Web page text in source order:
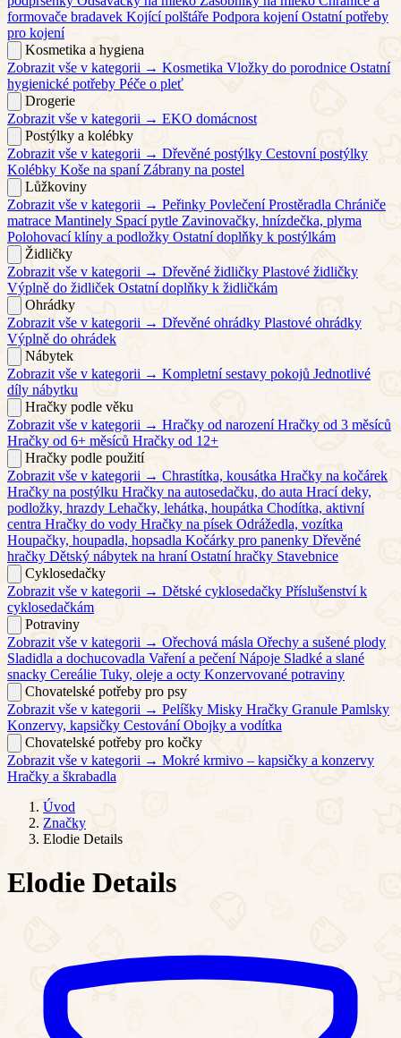
formovače bradavek Kojící polštáře Podpora kojení Ostatní potřeby
pro kojení
Kosmetika a hygiena
Zobrazit vše v kategorii → Kosmetika Vložky do porodnice Ostatní
hygienické potřeby Péče o pleť
Drogerie
Zobrazit vše v kategorii → EKO domácnost
Postýlky a kolébky
Zobrazit vše v kategorii → Dřevěné postýlky Cestovní postýlky
Kolébky Koše na spaní Zábrany na postel
Lůžkoviny
Zobrazit vše v kategorii → Peřinky Povlečení Prostěradla Chrániče
matrace Mantinely Spací pytle Zavinovačky, hnízdečka, plyma
Polohovací klíny a podložky Ostatní doplňky k postýlkám
Židličky
Zobrazit vše v kategorii → Dřevěné židličky Plastové židličky
Výplně do židliček Ostatní doplňky k židličkám
Ohrádky
Zobrazit vše v kategorii → Dřevěné ohrádky Plastové ohrádky
Výplně do ohrádek
Nábytek
Zobrazit vše v kategorii → Kompletní sestavy pokojů Jednotlivé
díly nábytku
Hračky podle věku
Zobrazit vše v kategorii → Hračky od narození Hračky od 3 měsíců
Hračky od 6+ měsíců Hračky od 12+
Hračky podle použití
Zobrazit vše v kategorii → Chrastítka, kousátka Hračky na kočárek
Hračky na postýlku Hračky na autosedačku, do auta Hrací deky,
podložky, hrazdy Lehačky, lehátka, houpátka Chodítka, aktivní
centra Hračky do vody Hračky na písek Odrážedla, vozítka
Houpačky, houpadla, hopsadla Kočárky pro panenky Dřevěné
hračky Dětský nábytek na hraní Ostatní hračky Stavebnice
Cyklosedačky
Zobrazit vše v kategorii → Dětské cyklosedačky Příslušenství k
cyklosedačkám
Potraviny
Zobrazit vše v kategorii → Ořechová másla Ořechy a sušené plody
Sladidla a dochucovadla Vaření a pečení Nápoje Sladké a slané
snacky Cereálie Tuky, oleje a octy Konzervované potraviny
Chovatelské potřeby pro psy
Zobrazit vše v kategorii → Pelíšky Misky Hračky Granule Pamlsky
Konzervy, kapsičky Cestování Obojky a vodítka
Chovatelské potřeby pro kočky
Zobrazit vše v kategorii → Mokré krmivo – kapsičky a konzervy
Hračky a škrabadla
Úvod
Značky
Elodie Details
Elodie Details